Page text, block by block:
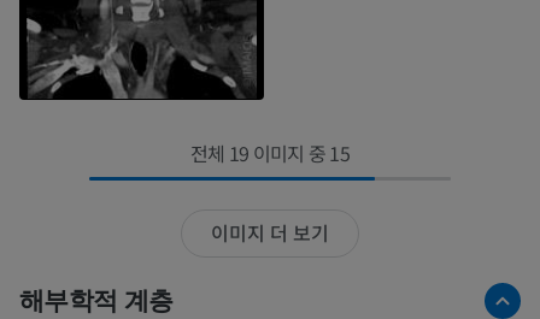
전체 19 이미지 중 15
이미지 더 보기
해부학적 계층